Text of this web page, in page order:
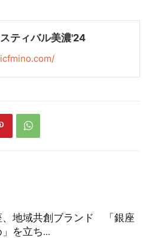
ティバル美濃'24
、地域共創ブランド 「銀座
を立ち...